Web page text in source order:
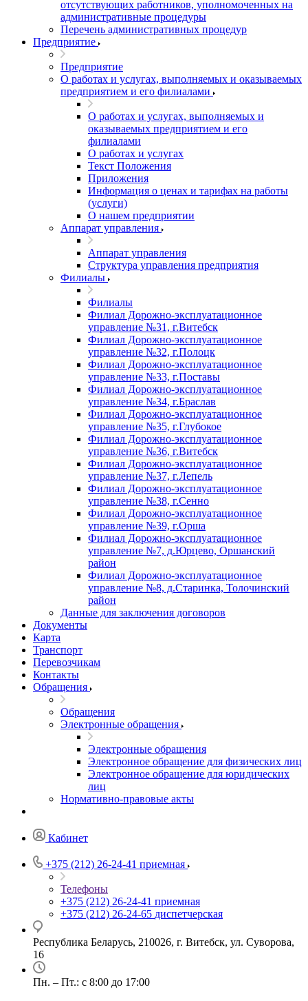
отсутствующих работников, уполномоченных на
административные процедуры
Перечень административных процедур
Предприятие
Предприятие
О работах и услугах, выполняемых и оказываемых
предприятием и его филиалами
О работах и услугах, выполняемых и
оказываемых предприятием и его
филиалами
О работах и услугах
Текст Положения
Приложения
Информация о ценах и тарифах на работы
(услуги)
О нашем предприятии
Аппарат управления
Аппарат управления
Структура управления предприятия
Филиалы
Филиалы
Филиал Дорожно-эксплуатационное
управление №31, г.Витебск
Филиал Дорожно-эксплуатационное
управление №32, г.Полоцк
Филиал Дорожно-эксплуатационное
управление №33, г.Поставы
Филиал Дорожно-эксплуатационное
управление №34, г.Браслав
Филиал Дорожно-эксплуатационное
управление №35, г.Глубокое
Филиал Дорожно-эксплуатационное
управление №36, г.Витебск
Филиал Дорожно-эксплуатационное
управление №37, г.Лепель
Филиал Дорожно-эксплуатационное
управление №38, г.Сенно
Филиал Дорожно-эксплуатационное
управление №39, г.Орша
Филиал Дорожно-эксплуатационное
управление №7, д.Юрцево, Оршанский
район
Филиал Дорожно-эксплуатационное
управление №8, д.Старинка, Толочинский
район
Данные для заключения договоров
Документы
Карта
Транспорт
Перевозчикам
Контакты
Обращения
Обращения
Электронные обращения
Электронные обращения
Электронное обращение для физических лиц
Электронное обращение для юридических
лиц
Нормативно-правовые акты
Кабинет
+375 (212) 26-24-41 приемная
Телефоны
+375 (212) 26-24-41 приемная
+375 (212) 26-24-65 диспетчерская
Республика Беларусь, 210026, г. Витебск, ул. Суворова,
16
Пн. – Пт.: с 8:00 до 17:00